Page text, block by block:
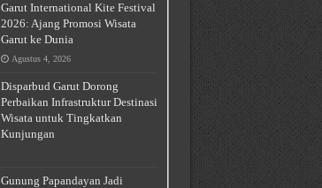
Garut International Kite Festival
2026: Ajang Promosi Wisata
Garut ke Dunia
Agustus 4, 2026
Disparbud Garut Dorong
Perbaikan Infrastruktur Destinasi
Wisata untuk Tingkatkan
Kunjungan
Gunung Papandayan Jadi